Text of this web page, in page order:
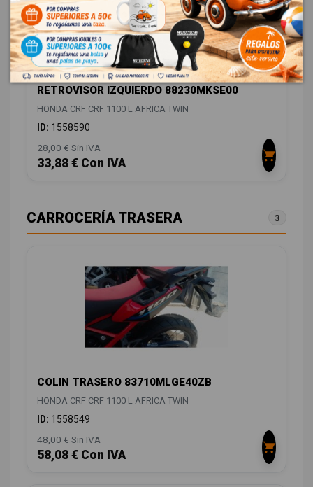
RETROVISOR IZQUIERDO 88230MKSE00
HONDA CRF CRF 1100 L AFRICA TWIN
ID: 1558590
28,00 € Sin IVA
33,88 € Con IVA
CARROCERÍA TRASERA 3
COLIN TRASERO 83710MLGE40ZB
HONDA CRF CRF 1100 L AFRICA TWIN
ID: 1558549
48,00 € Sin IVA
58,08 € Con IVA